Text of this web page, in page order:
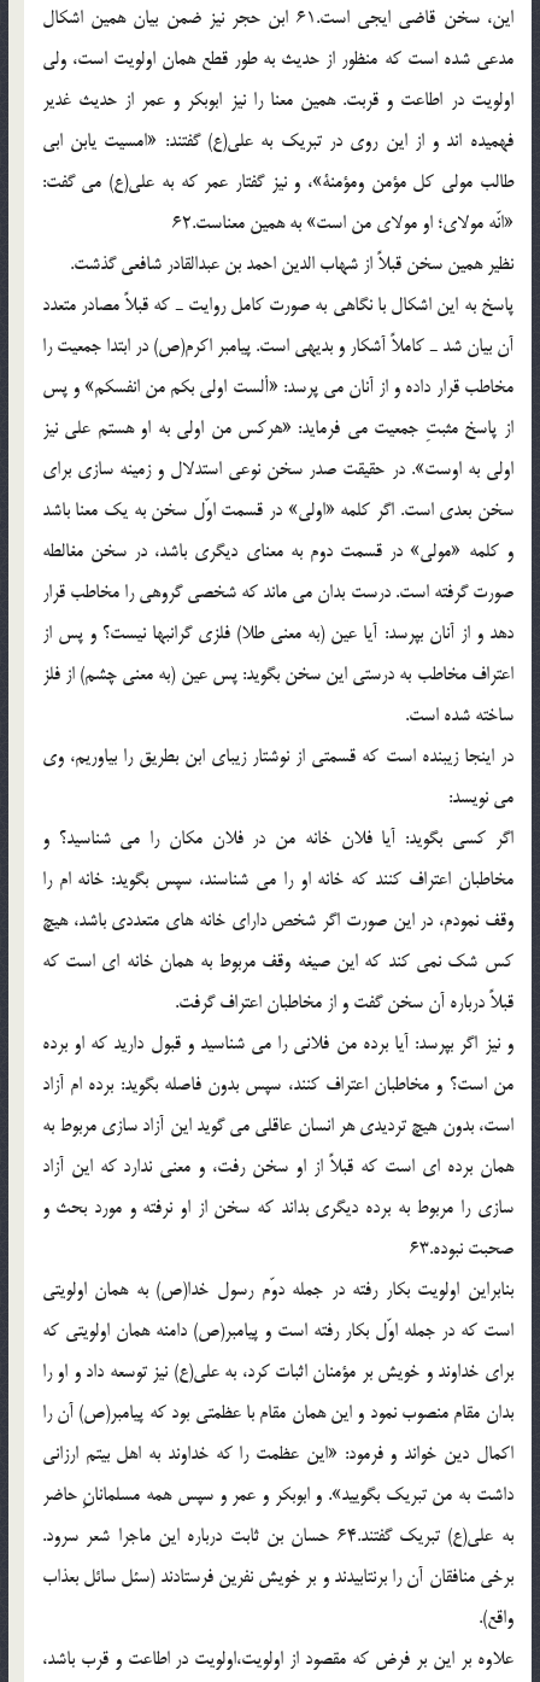
اين، سخن قاضى ايجى است.61 ابن حجر نيز ضمن بيان همين اشكال
مدعى شده است كه منظور از حديث به طور قطع همان اولويت است، ولى
اولويت در اطاعت و قربت. همين معنا را نيز ابوبكر و عمر از حديث غدير
فهميده اند و از اين روى در تبريك به على(ع) گفتند: «امسيت يابن ابى
طالب مولى كل مؤمن ومؤمنة»، و نيز گفتار عمر كه به على(ع) مى گفت:
«انّه مولاى؛ او مولاى من است» به همين معناست.62
نظير همين سخن قبلاً از شهاب الدين احمد بن عبدالقادر شافعى گذشت.
پاسخ به اين اشكال با نگاهى به صورت كامل روايت ـ كه قبلاً مصادر متعدد
آن بيان شد ـ كاملاً آشكار و بديهى است. پيامبر اكرم(ص) در ابتدا جمعيت را
مخاطب قرار داده و از آنان مى پرسد: «ألست اولى بكم من انفسكم» و پس
از پاسخ مثبتِ جمعيت مى فرمايد: «هركس من اولى به او هستم على نيز
اولى به اوست». در حقيقت صدر سخن نوعى استدلال و زمينه سازى براى
سخن بعدى است. اگر كلمه «اولى» در قسمت اوّل سخن به يك معنا باشد
و كلمه «مولى» در قسمت دوم به معناى ديگرى باشد، در سخن مغالطه
صورت گرفته است. درست بدان مى ماند كه شخصى گروهى را مخاطب قرار
دهد و از آنان بپرسد: آيا عين (به معنى طلا) فلزى گرانبها نيست؟ و پس از
اعتراف مخاطب به درستى اين سخن بگويد: پس عين (به معنى چشم) از فلز
ساخته شده است.
در اينجا زيبنده است كه قسمتى از نوشتار زيباى ابن بطريق را بياوريم، وى
مى نويسد:
اگر كسى بگويد: آيا فلان خانه من در فلان مكان را مى شناسيد؟ و
مخاطبان اعتراف كنند كه خانه او را مى شناسند، سپس بگويد: خانه ام را
وقف نمودم، در اين صورت اگر شخص داراى خانه هاى متعددى باشد، هيچ
كس شك نمى كند كه اين صيغه وقف مربوط به همان خانه اى است كه
قبلاً درباره آن سخن گفت و از مخاطبان اعتراف گرفت.
و نيز اگر بپرسد: آيا برده من فلانى را مى شناسيد و قبول داريد كه او برده
من است؟ و مخاطبان اعتراف كنند، سپس بدون فاصله بگويد: برده ام آزاد
است، بدون هيچ ترديدى هر انسان عاقلى مى گويد اين آزاد سازى مربوط به
همان برده اى است كه قبلاً از او سخن رفت، و معنى ندارد كه اين آزاد
سازى را مربوط به برده ديگرى بداند كه سخن از او نرفته و مورد بحث و
صحبت نبوده.63
بنابراين اولويت بكار رفته در جمله دوّم رسول خدا(ص) به همان اولويتى
است كه در جمله اوّل بكار رفته است و پيامبر(ص) دامنه همان اولويتى كه
براى خداوند و خويش بر مؤمنان اثبات كرد، به على(ع) نيز توسعه داد و او را
بدان مقام منصوب نمود و اين همان مقام با عظمتى بود كه پيامبر(ص) آن را
اكمال دين خواند و فرمود: «اين عظمت را كه خداوند به اهل بيتم ارزانى
داشت به من تبريك بگوييد». و ابوبكر و عمر و سپس همه مسلمانانِ حاضر
به على(ع) تبريك گفتند.64 حسان بن ثابت درباره اين ماجرا شعر سرود.
برخى منافقان آن را برنتابيدند و بر خويش نفرين فرستادند (سئل سائل بعذاب
واقع).
علاوه بر اين بر فرض كه مقصود از اولويت،اولويت در اطاعت و قرب باشد،